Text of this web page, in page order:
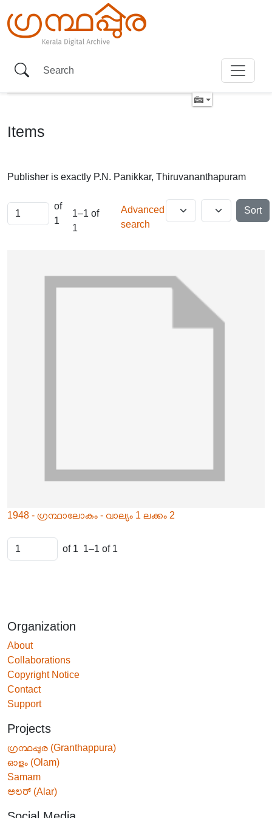
Items
Publisher is exactly P.N. Panikkar, Thiruvananthapuram
of
1
1–1 of
1
Advanced
search
Sort
1948 - ഗ്രന്ഥാലോകം - വാല്യം 1 ലക്കം 2
of 1 1–1 of 1
Organization
About
Collaborations
Copyright Notice
Contact
Support
Projects
ഗ്രന്ഥപ്പുര (Granthappura)
ഓളം (Olam)
Samam
ಅಲರ್ (Alar)